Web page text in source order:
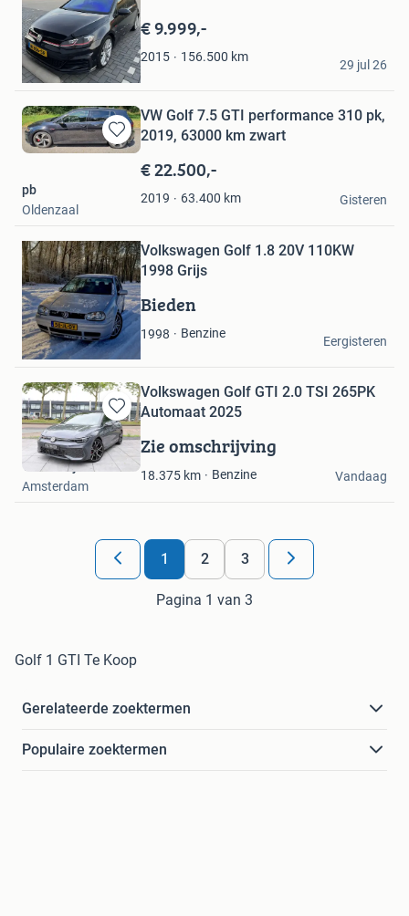
Mijn
Favorieten€ 9.999,-
2015 156.500 km
Vadym Matviiuk
Apeldoorn
29 jul 26
Bewaren
Favorieten
VW Golf 7.5 GTI performance 310 pk,
2019, 63000 km zwart
€ 22.500,-
2019 63.400 km
pb
Oldenzaal
Gisteren
Bewaren
in
Mijn
Favorieten
Volkswagen Golf 1.8 20V 110KW
1998 Grijs
Bieden
1998 Benzine
Vince
Oosterhout
Eergisteren
Bewaren
in
Mijn
Favorieten
Volkswagen Golf GTI 2.0 TSI 265PK
Automaat 2025
Zie omschrijving
18.375 km Benzine
Troostwijk Auctions
Amsterdam
Vandaag
1 2 3
Pagina 1 van 3
Golf 1 GTI Te Koop
Gerelateerde zoektermen
Populaire zoektermen